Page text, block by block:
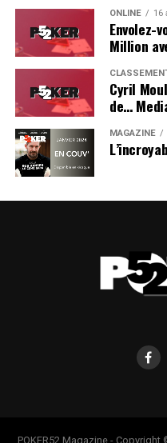
ONLINE 16
Envolez-
Million
Cyril
de…
MAGAZINE
POKER52 Magazine -